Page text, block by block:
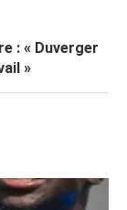
: « Duverger
»